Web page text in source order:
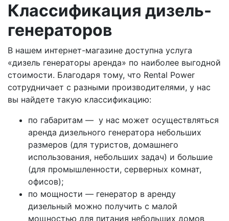
Классификация дизель-
генераторов
В нашем интернет-магазине доступна услуга
«дизель генераторы аренда» по наиболее выгодной
стоимости. Благодаря тому, что Rental Power
сотрудничает с разными производителями, у нас
вы найдете такую классификацию:
по габаритам — у нас может осуществляться
аренда дизельного генератора небольших
размеров (для туристов, домашнего
использования, небольших задач) и большие
(для промышленности, серверных комнат,
офисов);
по мощности — генератор в аренду
дизельный можно получить с малой
мощностью для питания небольших домов